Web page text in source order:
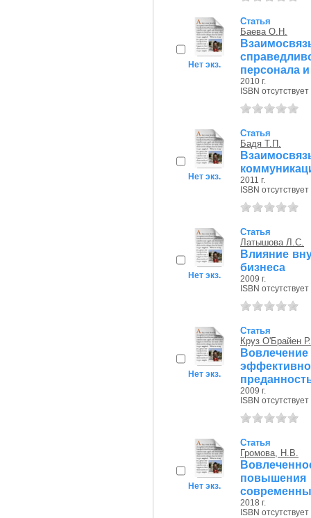
Нет экз.
Статья
Баева О.Н.
персонала
2010 г.
ISBN отсутствует
Нет экз.
Статья
Бадя Т.П.
2011 г.
ISBN отсутствует
Нет экз.
Статья
Латышова Л.С.
Влияние
бизнеса
2009 г.
ISBN отсутствует
Нет экз.
Статья
Круз О'Брайен Р.
2009 г.
ISBN отсутствует
Нет экз.
Статья
Громова, Н.В.
2018 г.
ISBN отсутствует